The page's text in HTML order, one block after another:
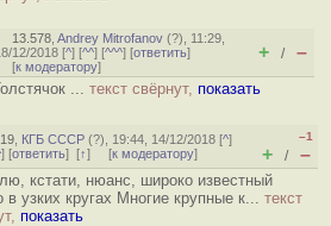
13.578 ,Andrey Mitrofanov (?), 11:29,
12/2018 [^] [^^] [^^^] [ответить]
[к модератору]
+ / –
... текст свёрнут, показать
КГБ СССР (?), 19:44, 14/12/2018 [^]
] [ответить] [↑] [к модератору]
–1
+ / –
кстати, нюанс, широко известный
в узких кругах Многие крупные к... текст
показать